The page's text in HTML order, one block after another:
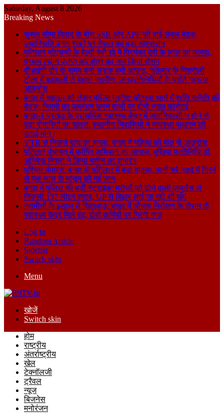
Saturday, August 8 2026
Breaking News
सुस्ता सीमा विवाद के बीच SSB और APF की हाई-लेवल बैठक,
यथास्थिति बनाए रखने पर नेपाल का बड़ा आश्वासन
पतिलार सीएचसी के हेल्दी बेबी शो में प्रियंका देवी के लाल का जलवा,
प्रथम स्थान प्राप्त कर क्षेत्र का नाम किया रोशन
वीआईपी दौरे के समय बनी सड़क बनी आफत, पतिलार के मिश्रौली
टोला में बदहाली से बेहाल ग्रामीण, जनप्रतिनिधियों के प्रति गहराया
आक्रोश
बगहा में चहलूम को लेकर पुलिस मुस्तैद: चौतरवा थाने में शांति समिति की
बैठक, नियमों का उल्लंघन करने वालों पर होगी सख्त कार्रवाई
बगहा-1 प्रखंड के प्राथमिक स्वास्थ्य केंद्र में जलनिकासी न होने से
बढ़ा बीमारियों का खतरा, स्थानीय निवासियों ने व्यवस्था सुधारने की
उठाई मांग।
VTR से निकले बाघ का हमला, बगहा में महिला की मौत से आक्रोश
पतिलार पंचायत में फॉगिंग अभियान का आगाज, मुखिया प्रतिनिधि डॉ.
अभिषेक मिश्रा ने किया मशीन का शुभारंभ
पश्चिम चंपारण: बगहा के पतिलार में बड़ा हादसा, पानी भरे गड्ढे में गिरने
से एक साल के मासूम की गई जान
बगहा में पुलिस की बड़ी स्ट्राइक: मरीजों को ढोने वाली एम्बुलेंस से
निकली 157 लीटर शराब, UP से बिहार लाई जा रही थी खेप
ग्रामीणों के इलाज से खिलवाड़: बगहा में औचक निरीक्षण के दौरान दो
स्वास्थ्य केंद्र मिले बंद, दोषी कर्मियों पर गिरेगी गाज
Log In
Random Article
Sidebar
Switch skin
Menu
खोजें
Switch skin
होम
राष्ट्रीय
अंतर्राष्ट्रीय
खेल
टेक्नॉलजी
ट्रैवल
न्यूज
बिजनेस
मनोरंजन